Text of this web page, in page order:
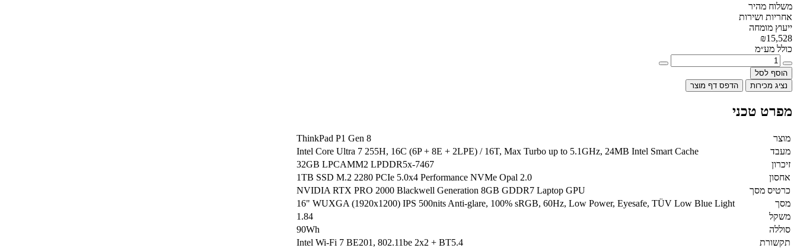
משלוח מהיר
אחריות ושירות
ייעוץ מומחה
₪15,528
כולל מע״מ
הוסף לסל
נציג מכירות
הדפס דף מוצר
מפרט טכני
מוצר
ThinkPad P1 Gen 8
מעבד
Intel Core Ultra 7 255H, 16C (6P + 8E + 2LPE) / 16T, Max Turbo up to 5.1GHz, 24MB Intel Smart Cache
זיכרון
32GB LPCAMM2 LPDDR5x-7467
אחסון
1TB SSD M.2 2280 PCIe 5.0x4 Performance NVMe Opal 2.0
כרטיס מסך
NVIDIA RTX PRO 2000 Blackwell Generation 8GB GDDR7 Laptop GPU
מסך
16" WUXGA (1920x1200) IPS 500nits Anti-glare, 100% sRGB, 60Hz, Low Power, Eyesafe, TÜV Low Blue Light
משקל
1.84
סוללה
90Wh
תקשורת
Intel Wi-Fi 7 BE201, 802.11be 2x2 + BT5.4